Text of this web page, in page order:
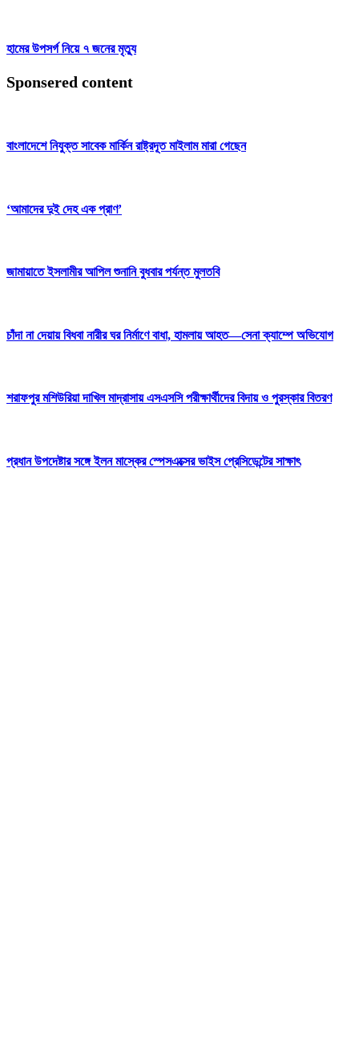
হামের উপসর্গ নিয়ে ৭ জনের মৃত্যু
Sponsered content
বাংলাদেশে নিযুক্ত সাবেক মার্কিন রাষ্ট্রদূত মাইলাম মারা গেছেন
‘আমাদের দুই দেহ এক প্রাণ’
জামায়াতে ইসলামীর আপিল শুনানি বুধবার পর্যন্ত মুলতবি
চাঁদা না দেয়ায় বিধবা নারীর ঘর নির্মাণে বাধা, হামলায় আহত—সেনা ক্যাম্পে অভিযোগ
শরাফপুর মশিউরিয়া দাখিল মাদ্রাসায় এসএসসি পরীক্ষার্থীদের বিদায় ও পুরস্কার বিতরণ
প্রধান উপদেষ্টার সঙ্গে ইলন মাস্কের স্পেসএক্সের ভাইস প্রেসিডেন্টের সাক্ষাৎ